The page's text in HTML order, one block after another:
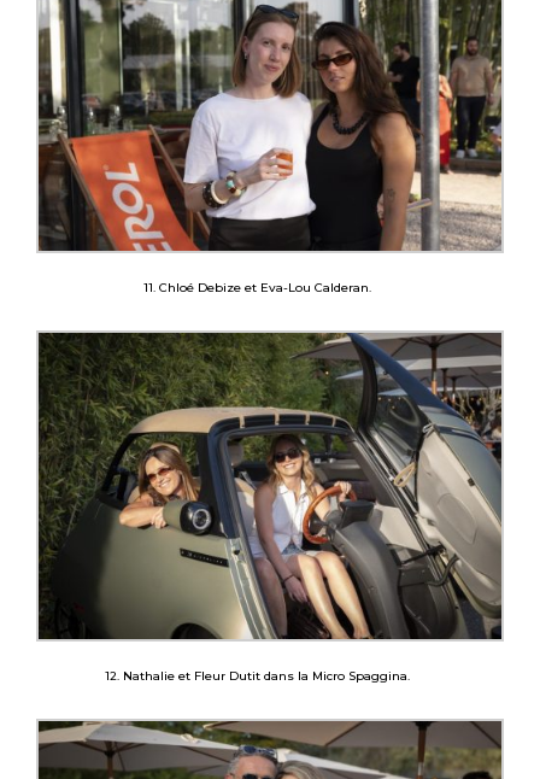
11. Chloé Debize et Eva-Lou Calderan.
12. Nathalie et Fleur Dutit dans la Micro Spaggina.